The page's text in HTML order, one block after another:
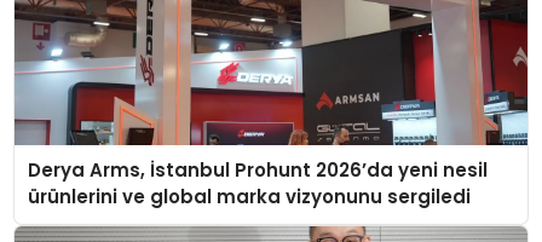
Derya Arms, İstanbul Prohunt 2026’da yeni nesil
ürünlerini ve global marka vizyonunu sergiledi